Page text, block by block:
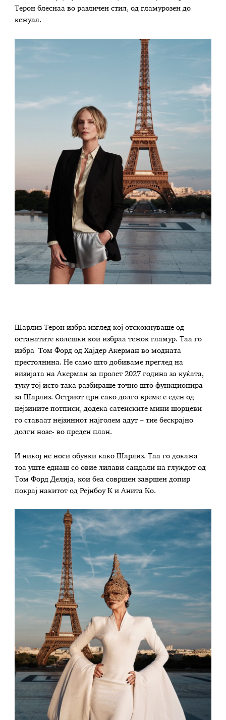
Терон блеснаа во различен стил, од гламурозен до
кежуал.
Шарлиз Терон избра изглед кој отскокнуваше од
останатите колешки кои избраа тежок гламур. Таа го
избра Том Форд од Хајдер Акерман во модната
престолнина. Не само што добиваме преглед на
визијата на Акерман за пролет 2027 година за куќата,
туку тој исто така разбираше точно што функционира
за Шарлиз. Остриот црн сако долго време е еден од
нејзините потписи, додека сатенските мини шорцеви
го ставаат нејзиниот најголем адут – тие бескрајно
долги нозе- во преден план.
И никој не носи обувки како Шарлиз. Таа го докажа
тоа уште еднаш со овие лилави сандали на глуждот од
Том Форд Делија, кои беа совршен завршен допир
покрај накитот од Рејнбоу К и Анита Ко.